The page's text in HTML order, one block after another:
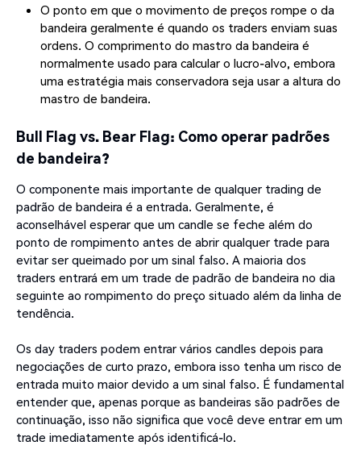
O ponto em que o movimento de preços rompe o da
bandeira geralmente é quando os traders enviam suas
ordens. O comprimento do mastro da bandeira é
normalmente usado para calcular o lucro-alvo, embora
uma estratégia mais conservadora seja usar a altura do
mastro de bandeira.
Bull Flag vs. Bear Flag: Como operar padrões
de bandeira?
O componente mais importante de qualquer trading de
padrão de bandeira é a entrada. Geralmente, é
aconselhável esperar que um candle se feche além do
ponto de rompimento antes de abrir qualquer trade para
evitar ser queimado por um sinal falso. A maioria dos
traders entrará em um trade de padrão de bandeira no dia
seguinte ao rompimento do preço situado além da linha de
tendência.
Os day traders podem entrar vários candles depois para
negociações de curto prazo, embora isso tenha um risco de
entrada muito maior devido a um sinal falso. É fundamental
entender que, apenas porque as bandeiras são padrões de
continuação, isso não significa que você deve entrar em um
trade imediatamente após identificá-lo.